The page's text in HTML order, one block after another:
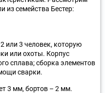
из семейства Бестер:
или 3 человек, которую
или охоты. Корпус
сплава; сборка элементов
сварки.
3 мм, бортов – 2 мм.